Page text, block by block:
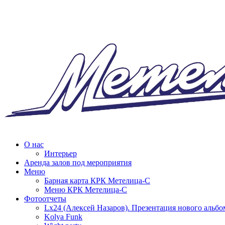
О нас
Интерьер
Аренда залов под мероприятия
Меню
Барная карта КРК Метелица-С
Меню КРК Метелица-С
Фотоотчеты
Lx24 (Алексей Назаров). Презентация нового
Kolya Funk